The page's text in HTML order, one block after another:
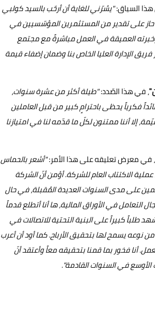
السياق:"يسُرّني للغاية أن أرحّب بالسيد كولبي
حاز على تقدير من المستثمرين المؤسّسيين في
وخبرته العميقة في العمل مباشرةً مع مجتمع
الإدارة العليا الخاص بنا وضمان إضفاء قيمة
، في هذا الصّدد:"طيلة أكثر من عشرة سنوات،
فكرياً يحظى باحترامٍ كبير من قبل العاملين
إلا أننا ممتنون لكلّ ما قدّمه لنا في امتيازنا
، في معرض تعليقه على هذا الأمر:"أشعر بالحماس
الاكتتاب العام للشركة. أؤمن أنّ الشركة
على مدى السنوات العديدة المُقبلة، في حال
في الأوراق المالية، ها أنا أتطلع قدماً
طلباً كبيراً على البنية التحتية للاتصالات في
نوعه يسمح لها بتحقيق الأرباح. كما أود أن أعرب
أنا فخور بما قمنا بتحقيقه معاً وأعتقد أنّ
في السنوات القادمة".